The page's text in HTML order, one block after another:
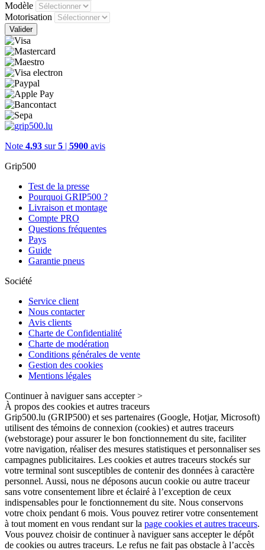
Modèle
Motorisation
Valider
Note 4.93 sur5 | 5900 avis
Grip500
Test de la presse
Pourquoi GRIP500 ?
Livraison et montage
Compte PRO
Questions fréquentes
Pays
Guide
Garantie pneus
Société
Service client
Nous contacter
Avis clients
Charte de Confidentialité
Charte de modération
Conditions générales de vente
Gestion des cookies
Mentions légales
Continuer à naviguer sans accepter >
À propos des cookies et autres traceurs
Grip500.lu (GRIP500) et ses partenaires (Google, Hotjar, Microsoft)
utilisent des témoins de connexion (cookies) et autres traceurs
(webstorage) pour assurer le bon fonctionnement du site, faciliter
votre navigation, réaliser des mesures statistiques et personnaliser ses
campagnes publicitaires. Les cookies et autres traceurs stockés sur
votre terminal sont susceptibles de contenir des données à caractère
personnel. Aussi, nous ne déposons aucun cookie ou autre traceur
sans votre consentement libre et éclairé à l’exception de ceux
indispensables pour le fonctionnement du site. Nous conservons
votre choix pendant 6 mois. Vous pouvez retirer votre consentement
à tout moment en vous rendant sur la page cookies et autres traceurs.
Vous pouvez choisir de continuer à naviguer sans accepter le dépôt
de cookies ou autres traceurs. Le refus ne fait pas obstacle à l’accès